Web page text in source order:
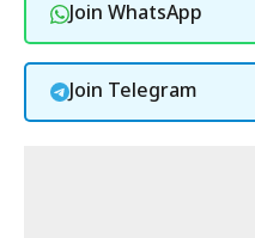
Join WhatsApp
Join Telegram